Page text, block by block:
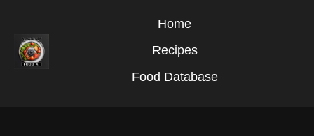
Home
Recipes
Food Database